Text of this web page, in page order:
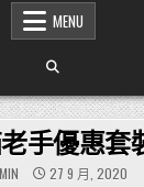
MENU
手優惠套
27 9 月, 2020